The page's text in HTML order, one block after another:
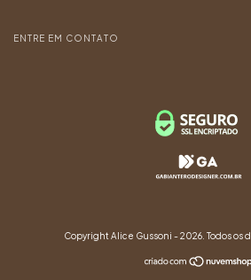
ENTRE EM CONTATO
Copyright Alice Gussoni - 2026. Todos os